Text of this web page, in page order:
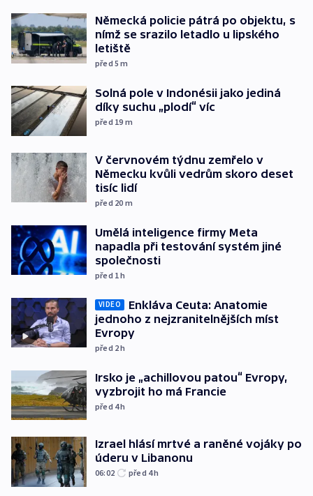
Německá policie pátrá po objektu, s
nímž se srazilo letadlo u lipského
letiště
před 5m
Solná pole v Indonésii jako jediná
díky suchu „plodí“ víc
před 19 m
V červnovém týdnu zemřelo v
Německu kvůli vedrům skoro deset
tisíc lidí
před 20 m
Umělá inteligence firmy Meta
napadla při testování systém jiné
společnosti
před 1h
VIDEO
Enkláva Ceuta: Anatomie
jednoho z nejzranitelnějších míst
Evropy
před 2h
Irsko je „achillovou patou“ Evropy,
vyzbrojit ho má Francie
před 4h
Izrael hlásí mrtvé a raněné vojáky po
úderu v Libanonu
06:02 před 4h